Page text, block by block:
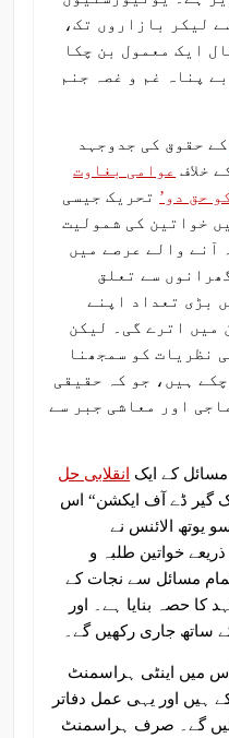
لیکر بازاروں تک،
ایک معمول بن چکا
پناہ غم و غصہ جنم
کے حقوق کی جدوجہد
خلاف عوامی بغاوت
حق دو’ تحریک جیسی
خواتین کی شمولیت
آنے والے عرصے میں
سے تعلق
بڑی تعداد اپنے
میں اترے گی۔ لیکن
نظریات کو سمجھنا
ہیں، جو کہ حقیقی
اور معاشی جبر سے
مسائل کے ایک
انقلابی حل
گیر ڈے آف ایکشن“ اس
یوتھ الائنس نے
خواتین طلبہ و
مسائل سے نجات کے
حصہ بنایا ہے۔ اور
ساتھ جاری رکھیں گے۔
میں اینٹی ہراسمنٹ
ہیں اور یہی عمل دفاتر
گے۔ صرف ہراسمنٹ